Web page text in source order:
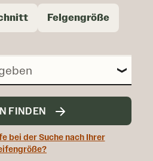
bei der Suche nach Ihrer
Felgengröße
FINDEN